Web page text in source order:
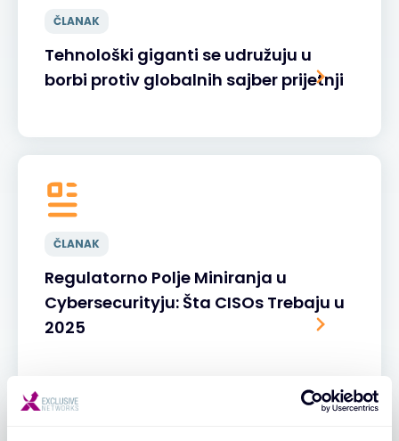
ČLANAK
Tehnološki giganti se udružuju u
borbi protiv globalnih sajber prijetnji
ČLANAK
Regulatorno Polje Miniranja u
Cybersecurityju: Šta CISOs Trebaju u
2025